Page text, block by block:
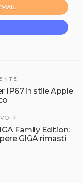
IP67 in stile Apple
Family Edition:
GIGA rimasti